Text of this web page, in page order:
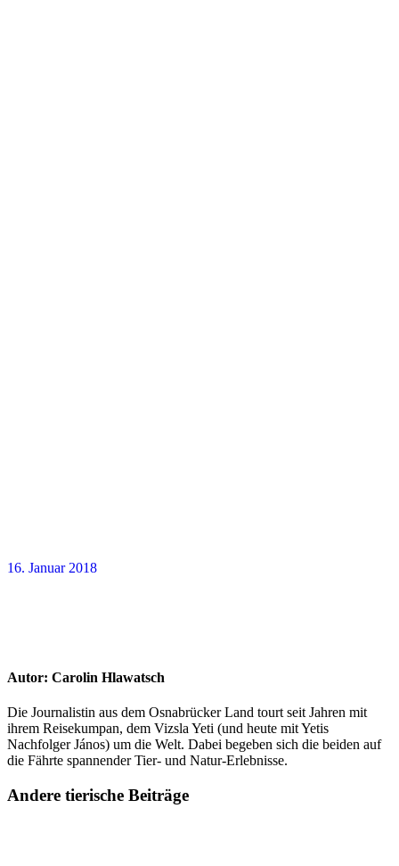
16. Januar 2018
Autor: Carolin Hlawatsch
Die Journalistin aus dem Osnabrücker Land tourt seit Jahren mit
ihrem Reisekumpan, dem Vizsla Yeti (und heute mit Yetis
Nachfolger János) um die Welt. Dabei begeben sich die beiden auf
die Fährte spannender Tier- und Natur-Erlebnisse.
Andere tierische Beiträge